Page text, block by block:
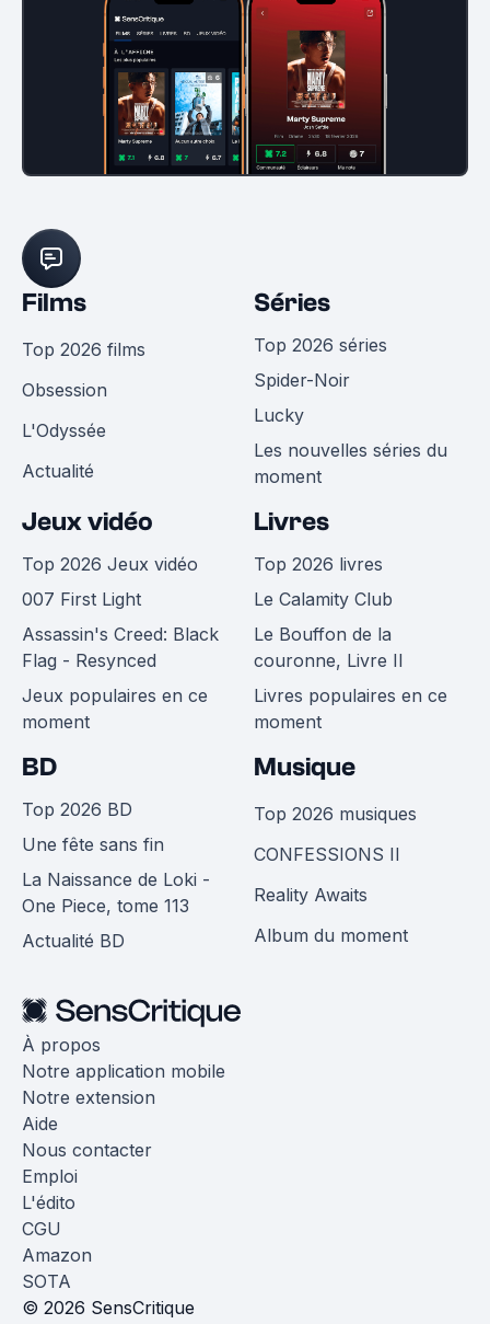
Films
Top 2026 films
Obsession
L'Odyssée
Actualité
Séries
Top 2026 séries
Spider-Noir
Lucky
Les nouvelles séries du
moment
Jeux vidéo
Top 2026 Jeux vidéo
007 First Light
Assassin's Creed: Black
Flag - Resynced
Jeux populaires en ce
moment
Livres
Top 2026 livres
Le Calamity Club
Le Bouffon de la
couronne, Livre II
Livres populaires en ce
moment
BD
Top 2026 BD
Une fête sans fin
La Naissance de Loki -
One Piece, tome 113
Actualité BD
Musique
Top 2026 musiques
CONFESSIONS II
Reality Awaits
Album du moment
À propos
Notre application mobile
Notre extension
Aide
Nous contacter
Emploi
L'édito
CGU
Amazon
SOTA
© 2026 SensCritique